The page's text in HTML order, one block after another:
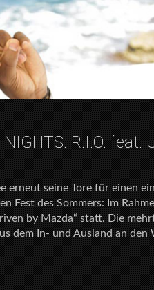
R.I.O. feat.
erneut seine Tore für einen
Fest des Sommers: Im
by Mazda“ statt. Die
dem In- und Ausland an den